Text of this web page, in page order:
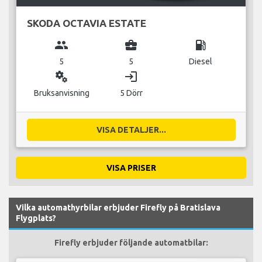
SKODA OCTAVIA ESTATE
group
5
business_center
5
local_gas_station
Diesel
miscellaneous_services
Bruksanvisning
login
5 Dörr
VISA DETALJER...
VISA PRISER
Vilka automathyrbilar erbjuder Firefly på Bratislava
Flygplats?
Firefly erbjuder följande automatbilar: